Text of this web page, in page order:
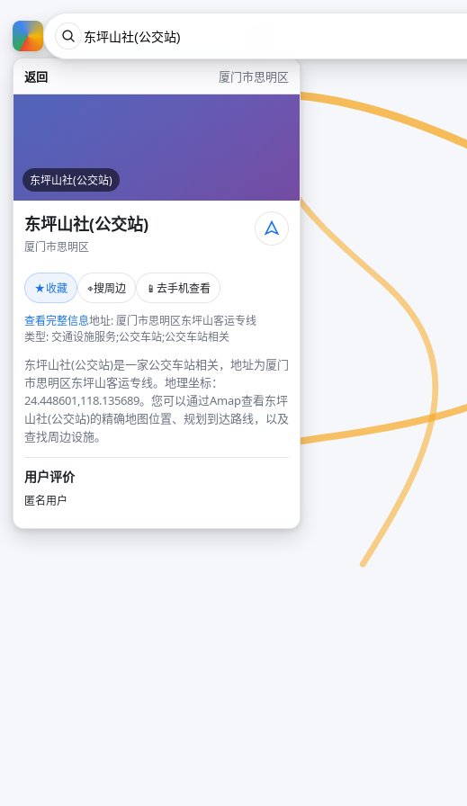
返回 厦门市思明区
东坪山社(公交站)
东坪山社(公交站)
厦门市思明区
★收藏 ⌖搜周边 📱 去手机查看
查看完整信息地址: 厦门市思明区东坪山客运专线
类型: 交通设施服务;公交车站;公交车站相关
东坪山社(公交站)是一家公交车站相关，地址为厦门
市思明区东坪山客运专线。地理坐标：
24.448601,118.135689。您可以通过Amap查看东坪
山社(公交站)的精确地图位置、规划到达路线，以及
查找周边设施。
用户评价
匿名用户